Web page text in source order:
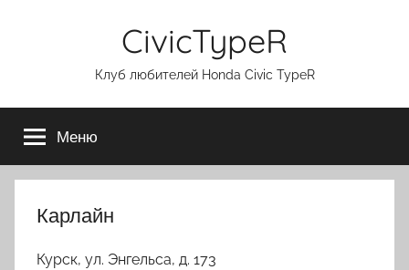
CivicTypeR
Клуб любителей Honda Civic TypeR
Меню
Карлайн
Курск, ул. Энгельса, д. 173